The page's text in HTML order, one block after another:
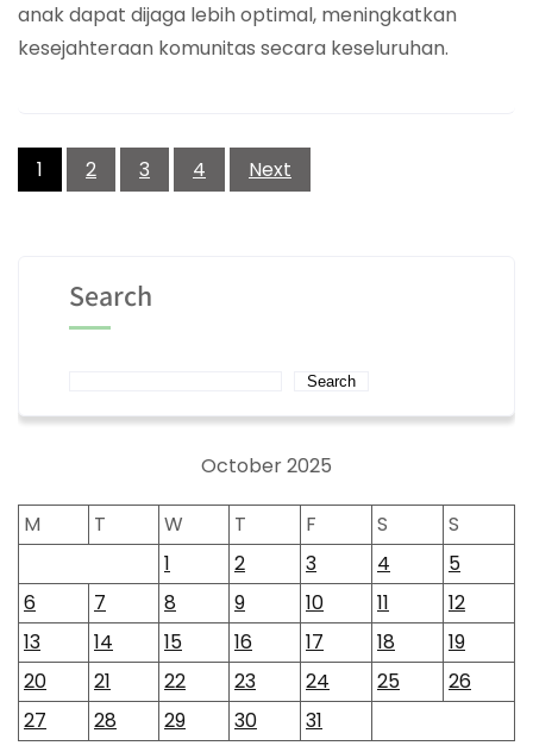
anak dapat dijaga lebih optimal, meningkatkan
kesejahteraan komunitas secara keseluruhan.
Posts
navigation
1 2 3 4 Next
Search
Search
October 2025
M T W T F S
S
1
2 3 4
5
6
7 8 9 10 11
12
13
14 15 16 17 18
19
20
21 22 23 24 25
26
27
28 29 30 31